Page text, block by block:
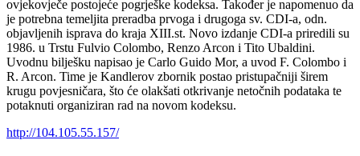
ovjekovječe postojeće pogrješke kodeksa. Također je napomenuo da
je potrebna temeljita preradba prvoga i drugoga sv. CDI-a, odn.
objavljenih isprava do kraja XIII.st. Novo izdanje CDI-a priredili su
1986. u Trstu Fulvio Colombo, Renzo Arcon i Tito Ubaldini.
Uvodnu bilješku napisao je Carlo Guido Mor, a uvod F. Colombo i
R. Arcon. Time je Kandlerov zbornik postao pristupačniji širem
krugu povjesničara, što će olakšati otkrivanje netočnih podataka te
potaknuti organiziran rad na novom kodeksu.
http://104.105.55.157/